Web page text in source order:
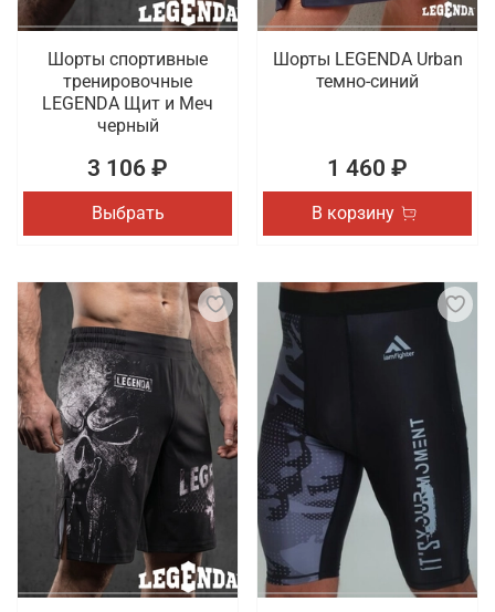
Шорты спортивные
тренировочные
LEGENDA Щит и Меч
черный
3 106 ₽
Выбрать
Шорты LEGENDA Urban
темно-синий
1 460 ₽
В корзину